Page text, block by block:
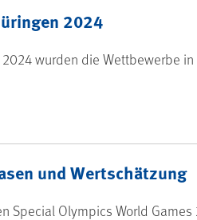
2024
wurden die Wettbewerbe
und Wertschätzung
Special Olympics World Games